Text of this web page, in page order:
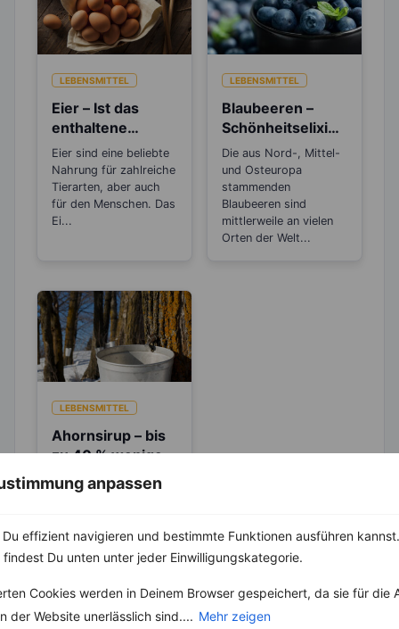
anpassen
effizient navigieren und bestimmte Funktionen ausführen
Du unten unter jeder Einwilligungskategorie.
Cookies werden in Deinem Browser gespeichert, da sie für die
der Website unerlässlich sind.... Mehr zeigen
LEBENSMITTEL
Eier – Ist das
enthaltene
Cholesterin
gesundheitsschä
dlich?
Eier sind eine beliebte
Nahrung für zahlreiche
Tierarten, aber auch
für den Menschen. Das
Ei...
LEBENSMITTEL
Blaubeeren –
Schönheitselixier
für die Haut und
gut beim
Abnehmen
Die aus Nord-, Mittel-
und Osteuropa
stammenden
Blaubeeren sind
mittlerweile an vielen
Orten der Welt...
LEBENSMITTEL
Ahornsirup – bis
zu 40 % weniger
Zucker
Besonders in Kanada
Maple Syrup wohl zu